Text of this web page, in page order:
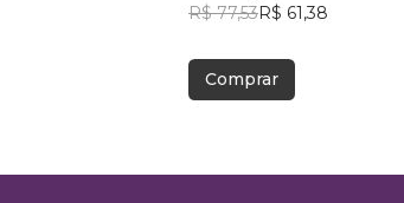
R$ 77,53R$ 61,38
Comprar